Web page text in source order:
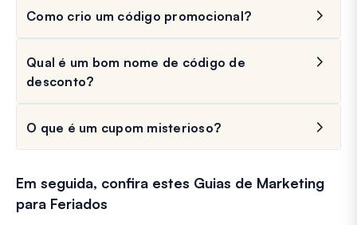
Como crio um código promocional?
Qual é um bom nome de código de
desconto?
O que é um cupom misterioso?
Em seguida, confira estes Guias de Marketing
para Feriados